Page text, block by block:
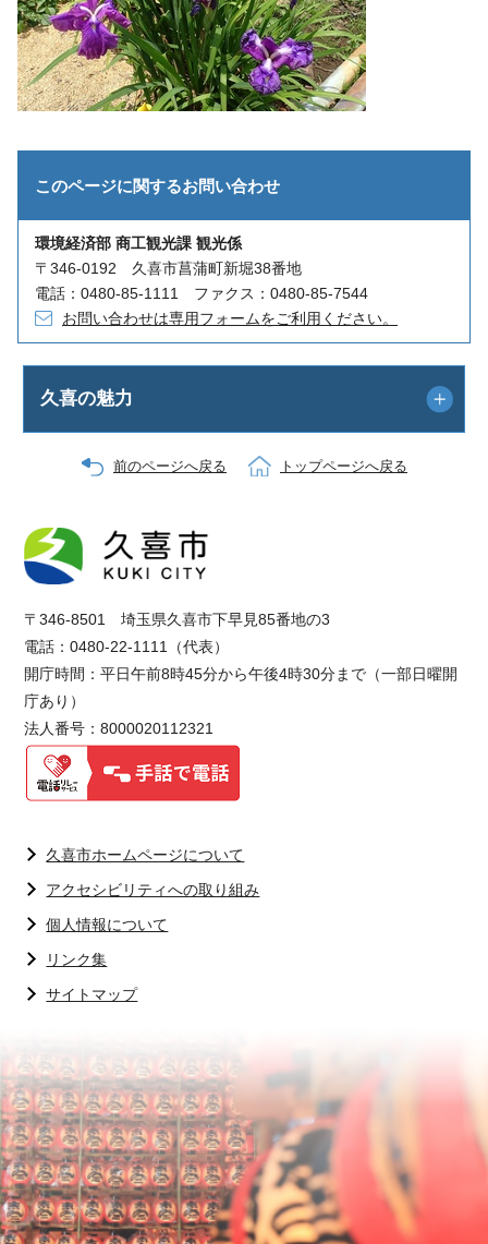
このページに関するお問い合わせ
環境経済部 商工観光課 観光係
〒346-0192 久喜市菖蒲町新堀38番地
電話：0480-85-1111 ファクス：0480-85-7544
お問い合わせは専用フォームをご利用ください。
久喜の魅力
前のページへ戻る トップページへ戻る
〒346-8501 埼玉県久喜市下早見85番地の3
電話：0480-22-1111（代表）
開庁時間：平日午前8時45分から午後4時30分まで（一部日曜開
庁あり）
法人番号：8000020112321
久喜市ホームページについて
アクセシビリティへの取り組み
個人情報について
リンク集
サイトマップ